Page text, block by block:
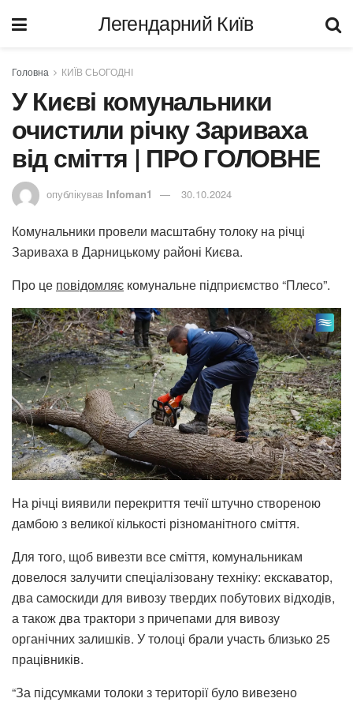
Легендарний Київ
Головна КИЇВ СЬОГОДНІ
У Києві комунальники
очистили річку Зариваха
від сміття | ПРО ГОЛОВНЕ
опублікував Infoman1 30.10.2024
Комунальники провели масштабну толоку на річці
Зариваха в Дарницькому районі Києва.
Про це повідомляє комунальне підприємство “Плесо”.
На річці виявили перекриття течії штучно створеною
дамбою з великої кількості різноманітного сміття.
Для того, щоб вивезти все сміття, комунальникам
довелося залучити спеціалізовану техніку: екскаватор,
два самоскиди для вивозу твердих побутових відходів,
а також два трактори з причепами для вивозу
органічних залишків. У толоці брали участь близько 25
працівників.
“За підсумками толоки з території було вивезено